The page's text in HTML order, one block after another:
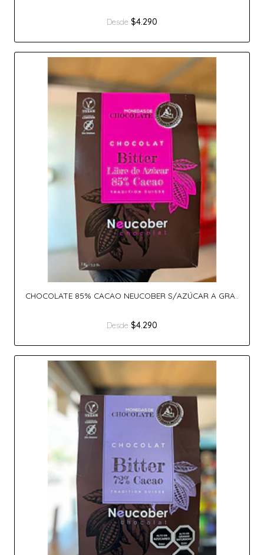
Desde $4.290
CHOCOLATE 85% CACAO NEUCOBER S/AZÚCAR A GRA..
Desde $4.290